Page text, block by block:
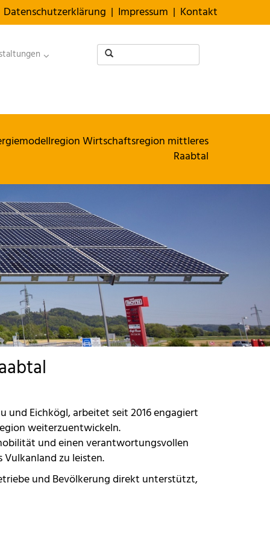
Datenschutzerklärung | Impressum | Kontakt
Wirtschaftsregion mittleres
Raabtal
und Eichkögl, arbeitet seit 2016 engagiert
weiterzuentwickeln.
und einen verantwortungsvollen
zu leisten.
und Bevölkerung direkt unterstützt,